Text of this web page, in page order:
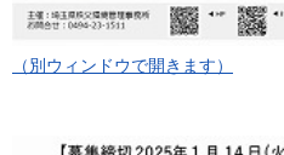
（別ウィンドウで開きます）